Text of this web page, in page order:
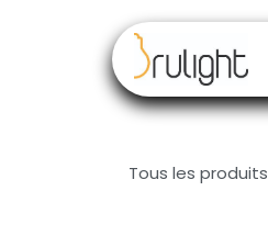
Tous les produits